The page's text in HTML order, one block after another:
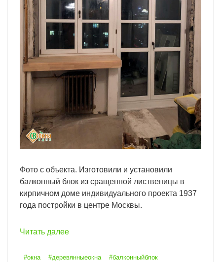
Фото с объекта. Изготовили и установили
балконный блок из сращенной лиственицы в
кирпичном доме индивидуального проекта 1937
года постройки в центре Москвы.
Читать далее
#окна #деревянныеокна
#балконныйблок